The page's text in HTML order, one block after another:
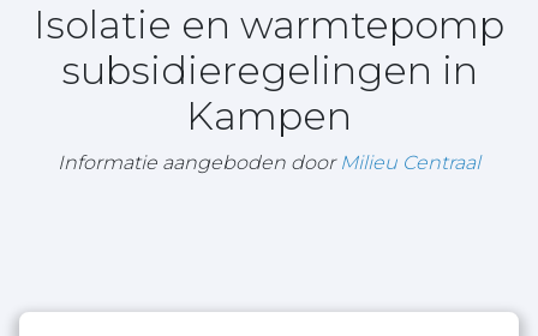
Isolatie en warmtepomp
subsidieregelingen in
Kampen
Informatie aangeboden door Milieu Centraal